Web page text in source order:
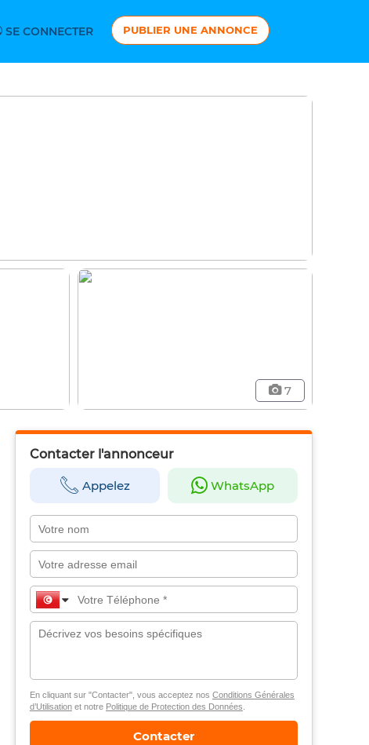
SE CONNECTER PUBLIER UNE ANNONCE
7
Contacter l'annonceur
Appelez WhatsApp
En cliquant sur "Contacter", vous acceptez nos Conditions Générales
d’Utilisationet notre Politique de Protection des Données
Contacter